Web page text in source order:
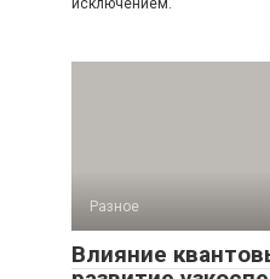
Разное
Влияние